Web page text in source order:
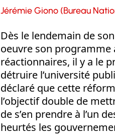
Jérémie Giono (Bureau
Dès le lendemain de
oeuvre son programme
réactionnaires, il y a le
détruire l’université
déclaré que cette
l’objectif double de
de s’en prendre à l’un
heurtés les